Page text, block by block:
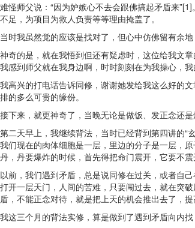
难怪师父说：“因为妒嫉心不去会跟佛搞起矛盾来
不足，为项目为救人负责等等理由掩盖了。
当时我虽然觉的应该是找对了，但心中仿佛留有余
神奇的是，就在我悟到但还有疑虑时，这位给我文
我感到师父就在我身边啊，时时刻刻在为我操心，
我高兴的打电话告诉同修，谢谢她发给我这么好的
排的多么可贵的缘份。
接下来，就更神奇了，当晚无论是做饭、发正念还
第二天早上，我继续背法，当时已经背到第四讲的“
我们现在的肉体细胞是一层，里边的分子是一层，
丹，丹要爆炸的时候，首先得把命门震开，它要不
以前，我们遇到矛盾，总是说同修在过关，或者自
打开一层天门，人间的苦难，只要闯过去，就在突
盾，不能正念对待，就是把上天的机会推出去了，提
我这三个月的背法实修，算是做到了遇到矛盾向内